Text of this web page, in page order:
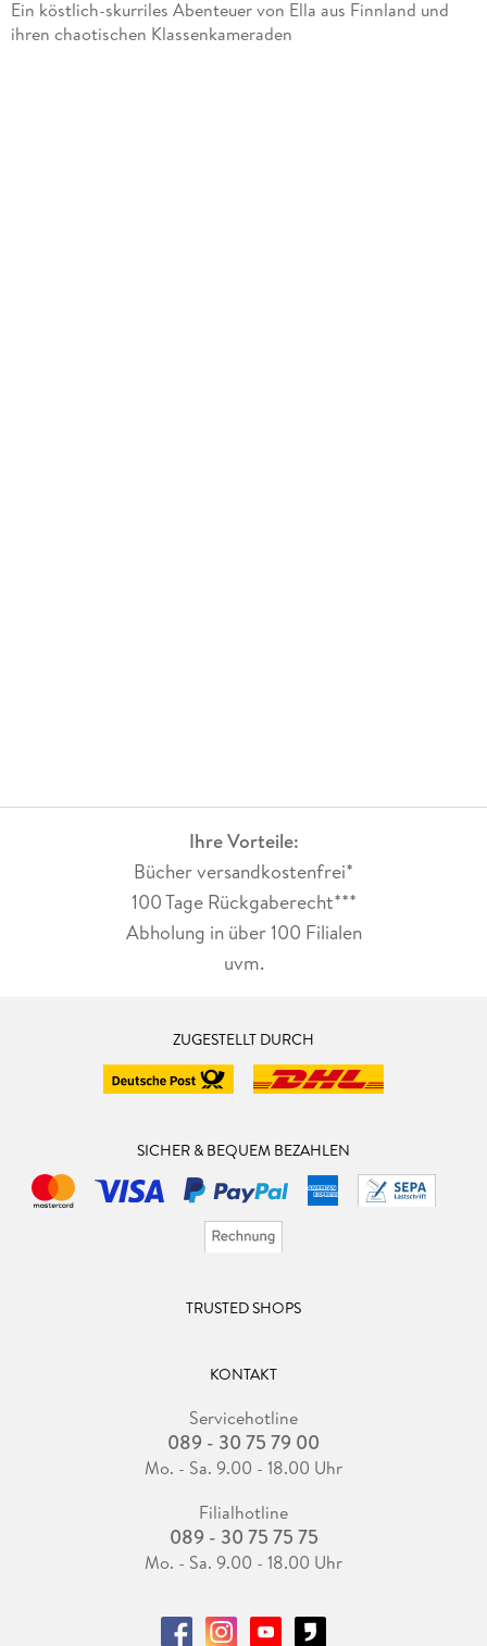
Ein köstlich-skurriles Abenteuer von Ella aus Finnland und
ihren chaotischen Klassenkameraden
Ihre Vorteile:
Bücher versandkostenfrei*
100 Tage Rückgaberecht***
Abholung in über 100 Filialen
uvm.
ZUGESTELLT DURCH
SICHER & BEQUEM BEZAHLEN
TRUSTED SHOPS
KONTAKT
Servicehotline
089 - 30 75 79 00
Mo. - Sa. 9.00 - 18.00 Uhr
Filialhotline
089 - 30 75 75 75
Mo. - Sa. 9.00 - 18.00 Uhr